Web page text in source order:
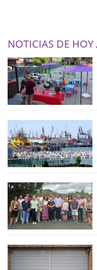
NOTICIAS DE HOY